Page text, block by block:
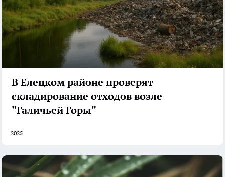
В Елецком районе проверят
складирование отходов возле
"Галичьей Горы"
2025